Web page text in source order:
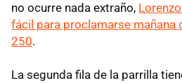
no ocurre nada extraño,
fácil para proclamarse mañana
250.
La segunda fila de la parrilla